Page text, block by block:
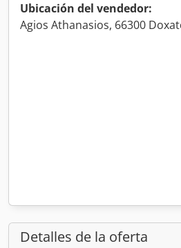
Ubicación del vendedor:
Agios Athanasios, 66300
Detalles de la oferta